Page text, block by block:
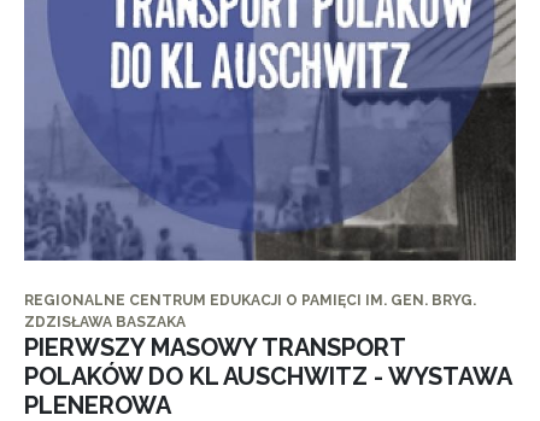
REGIONALNE CENTRUM EDUKACJI O PAMIĘCI IM. GEN. BRYG.
ZDZISŁAWA BASZAKA
PIERWSZY MASOWY TRANSPORT
POLAKÓW DO KL AUSCHWITZ - WYSTAWA
PLENEROWA